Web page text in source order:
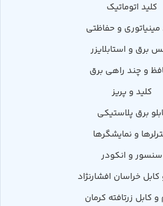
کلید اتوماتیک
مینیاتوری و حفاظتی
برق و استابلایزر
و چند راهی برق
کلید و پریز
برق پلاستیکی
و نمایشگرها
سنسور و انکودر
خراسان افشارنژاد
کابل زرتافته کرمان